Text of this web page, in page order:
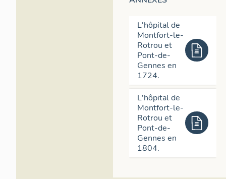
L'hôpital de
Montfort-le-
Rotrou et
Pont-de-
Gennes en
1724.
L'hôpital de
Montfort-le-
Rotrou et
Pont-de-
Gennes en
1804.